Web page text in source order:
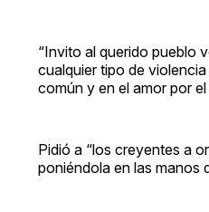
“Invito al querido pueblo
cualquier tipo de
común y en el amor por el
Pidió a “los creyentes a
poniéndola en las manos